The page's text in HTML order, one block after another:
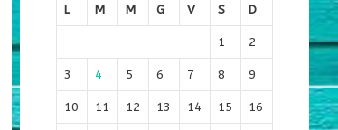
L
M M G V S D
1 2
3 4 5 6 7 8 9
10 11 12 13 14 15 16